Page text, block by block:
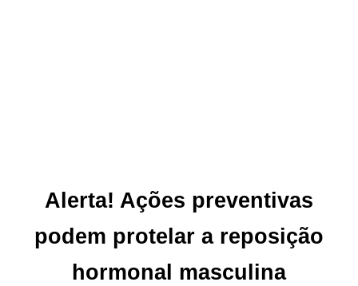
Alerta! Ações preventivas
podem protelar a reposição
hormonal masculina